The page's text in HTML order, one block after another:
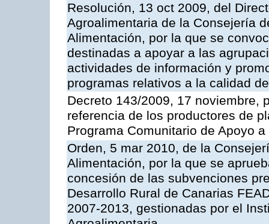
Resolución, 13 oct 2009, del
Agroalimentaria de la Consejería
Alimentación, por la que se
destinadas a apoyar a las
actividades de información y
programas relativos a la calidad
Decreto 143/2009, 17 noviembre,
referencia de los productores de
Programa Comunitario de Apoyo
Orden, 5 mar 2010, de la
Alimentación, por la que se
concesión de las subvenciones
Desarrollo Rural de Canarias
2007-2013, gestionadas por el